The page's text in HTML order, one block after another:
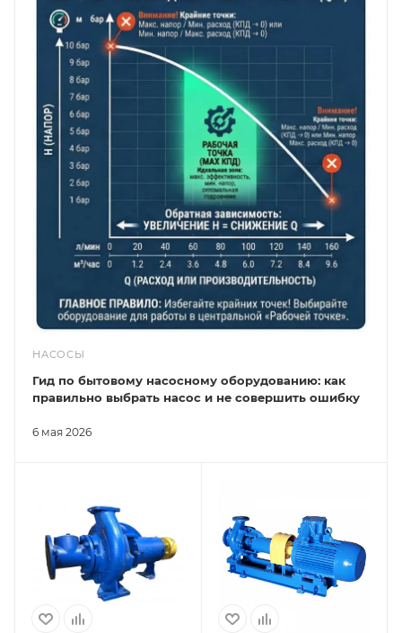
НАСОСЫ
6 мая 2026
Гид по бытовому насосному оборудованию: как
правильно выбрать насос и не совершить ошибку